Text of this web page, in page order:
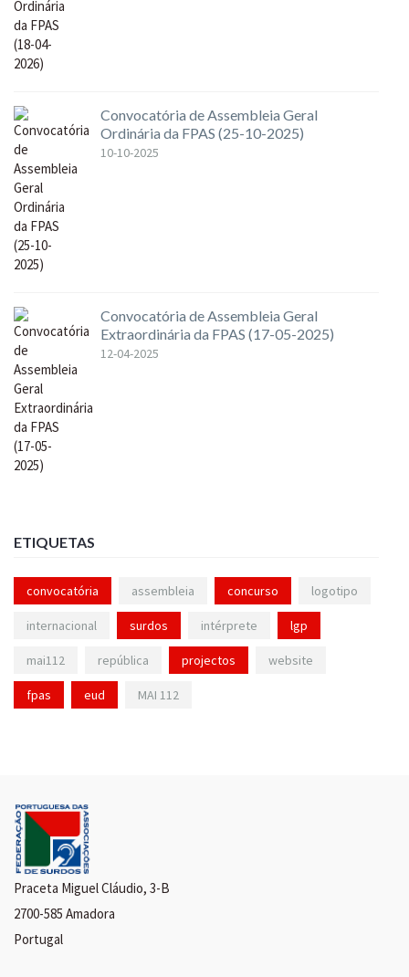
Convocatória de Assembleia Geral
Ordinária da FPAS (25-10-2025)
10-10-2025
Convocatória de Assembleia Geral
Extraordinária da FPAS (17-05-2025)
12-04-2025
ETIQUETAS
convocatória assembleia concurso logotipo
internacional surdos intérprete lgp
mai112 república projectos website
fpas eud MAI 112
Praceta Miguel Cláudio, 3-B
2700-585 Amadora
Portugal